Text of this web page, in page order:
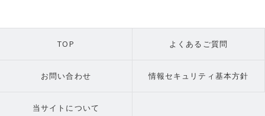
TOP よくあるご質問
お問い合わせ 情報セキュリティ基本方針
当サイトについて